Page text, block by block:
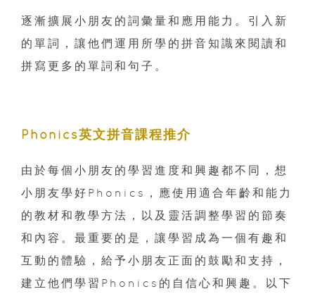
逐漸擴展小朋友的詞彙量和應用能力。引入新
的單詞，讓他們運用所學的拼音知識來閱讀和
拼寫更多的單詞和句子。
Phonics英文拼音課程推介
由於每個小朋友的學習進度和興趣都不同，想
小朋友學好Phonics，應使用適合年齡和能力
的教材和教學方法，以及靈活調整學習的節奏
和內容。最重要的是，讓學習成為一個有趣和
互動的體驗，給予小朋友正面的鼓勵和支持，
建立他們學習Phonics的自信心和興趣。以下